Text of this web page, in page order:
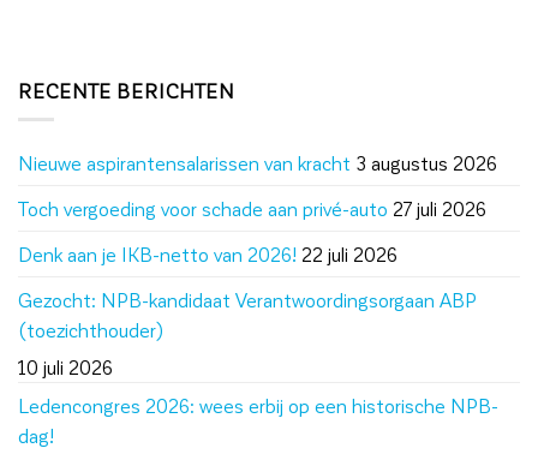
RECENTE BERICHTEN
Nieuwe aspirantensalarissen van kracht 3 augustus 2026
Toch vergoeding voor schade aan privé-auto 27 juli 2026
Denk aan je IKB-netto van 2026! 22 juli 2026
Gezocht: NPB-kandidaat Verantwoordingsorgaan ABP
(toezichthouder)
10 juli 2026
Ledencongres 2026: wees erbij op een historische NPB-
dag!